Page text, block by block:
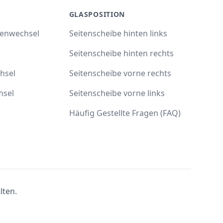
GLASPOSITION
Seitenscheibe hinten links
Seitenscheibe hinten rechts
Seitenscheibe vorne rechts
Seitenscheibe vorne links
Häufig Gestellte Fragen (FAQ)